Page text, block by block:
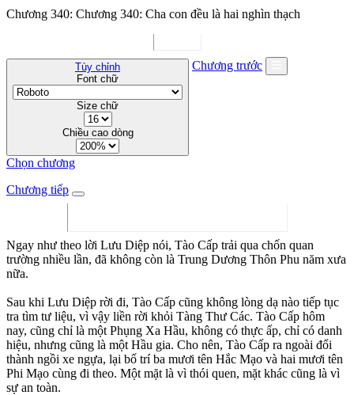
Chương 340: Chương 340: Cha con đều là hai nghìn thạch
Tùy chỉnh
Font chữ
Size chữ
Chiều cao dòng
Chương trước
Chọn chương
Chương tiếp
Ngay như theo lời Lưu Diệp nói, Tào Cấp trải qua chốn quan
trường nhiều lần, đã không còn là Trung Dương Thôn Phu năm xưa
nữa.
Sau khi Lưu Diệp rời đi, Tào Cấp cũng không lòng dạ nào tiếp tục
tra tìm tư liệu, vì vậy liền rời khỏi Tàng Thư Các. Tào Cấp hôm
nay, cũng chỉ là một Phụng Xa Hầu, không có thực ấp, chỉ có danh
hiệu, nhưng cũng là một Hầu gia. Cho nên, Tào Cấp ra ngoài đổi
thành ngồi xe ngựa, lại bố trí ba mươi tên Hắc Mạo và hai mươi tên
Phi Mạo cùng đi theo. Một mặt là vì thói quen, mặt khác cũng là vì
sự an toàn.